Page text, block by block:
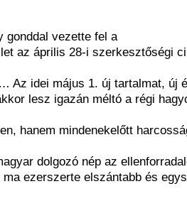
gonddal vezette fel a
az április 28-i szerkesztőségi
Az idei május 1. új tartalmat, új
lesz igazán méltó a régi
hanem mindenekelőtt
dolgozó nép az
ezerszerte elszántabb és